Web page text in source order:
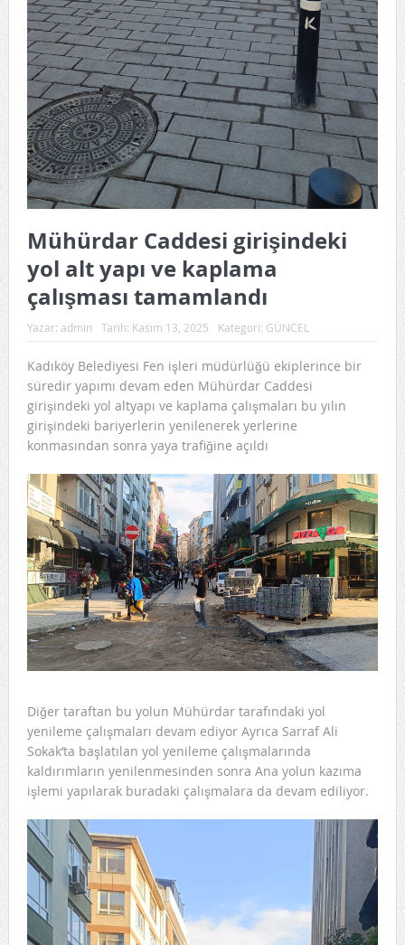
Mühürdar Caddesi girişindeki
yol alt yapı ve kaplama
çalışması tamamlandı
Yazar: admin Tarih: Kasım 13, 2025 Kategori: GÜNCEL
Kadıköy Belediyesi Fen işleri müdürlüğü ekiplerince bir
süredir yapımı devam eden Mühürdar Caddesi
girişindeki yol altyapı ve kaplama çalışmaları bu yılın
girişindeki bariyerlerin yenilenerek yerlerine
konmasından sonra yaya trafiğine açıldı
Diğer taraftan bu yolun Mühürdar tarafındaki yol
yenileme çalışmaları devam ediyor Ayrıca Sarraf Ali
Sokak’ta başlatılan yol yenileme çalışmalarında
kaldırımların yenilenmesinden sonra Ana yolun kazıma
işlemi yapılarak buradaki çalışmalara da devam ediliyor.